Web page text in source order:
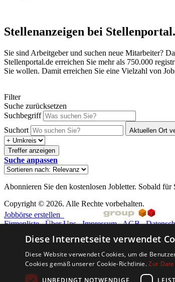
Stellenanzeigen bei
Sie sind Arbeitgeber und suchen neue Mitarbeiter?
Stellenportal.de erreichen Sie mehr als 750.000
Sie wollen. Damit erreichen Sie eine Vielzahl von
Filter
Suche zurücksetzen
Suchbegriff
Suchort
Aktuellen Ort
Treffer anzeigen
Suche anpassen
Abonnieren Sie den kostenlosen Jobletter. Sobald
Copyright © 2026. Alle Rechte vorbehalten.
Jobbörse erstellen
Firmenliste
Über Uns Impressum AGB
Barriere melden
Kontrastmodus aktivieren
Barrierefreiheit
zur Navigation
Diese Internetseite verwendet
Diese Website verwendet Cookies, um die
Cookies gemäß unserer Cookie-Richtlinie.Zur
UNBEDINGT NOTWENDIGE